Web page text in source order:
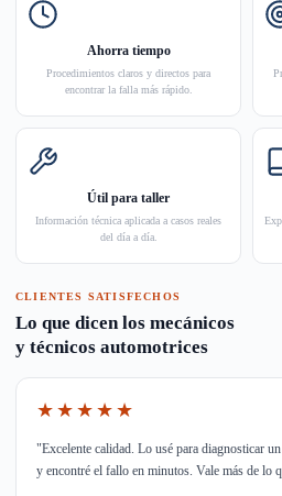
Ahorra tiempo
Procedimientos claros y directos para
encontrar la falla más rápido.
Útil para taller
Información técnica aplicada a casos reales
del día a día.
CLIENTES SATISFECHOS
Lo que dicen los mecánicos
y técnicos automotrices
★★★★★
"Excelente calidad. Lo usé para diagnosticar
y encontré el fallo en minutos. Vale más de lo